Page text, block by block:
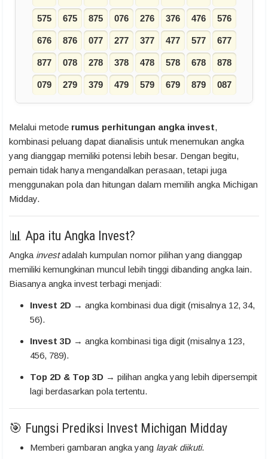
575 675 875 076 276 376 476 576
676 876 077 277 377 477 577 677
877 078 278 378 478 578 678 878
079 279 379 479 579 679 879 087
Melalui metode rumus perhitungan angka invest,
kombinasi peluang dapat dianalisis untuk menemukan angka
yang dianggap memiliki potensi lebih besar. Dengan begitu,
pemain tidak hanya mengandalkan perasaan, tetapi juga
menggunakan pola dan hitungan dalam memilih angka Michigan
Midday.
📊 Apa itu Angka Invest?
Angka investadalah kumpulan nomor pilihan yang dianggap
memiliki kemungkinan muncul lebih tinggi dibanding angka lain.
Biasanya angka invest terbagi menjadi:
Invest 2D → angka kombinasi dua digit (misalnya 12, 34,
56).
Invest 3D → angka kombinasi tiga digit (misalnya 123,
456, 789).
Top 2D & Top 3D → pilihan angka yang lebih dipersempit
lagi berdasarkan pola tertentu.
🎯 Fungsi Prediksi Invest Michigan Midday
Memberi gambaran angka yang layak diikuti.